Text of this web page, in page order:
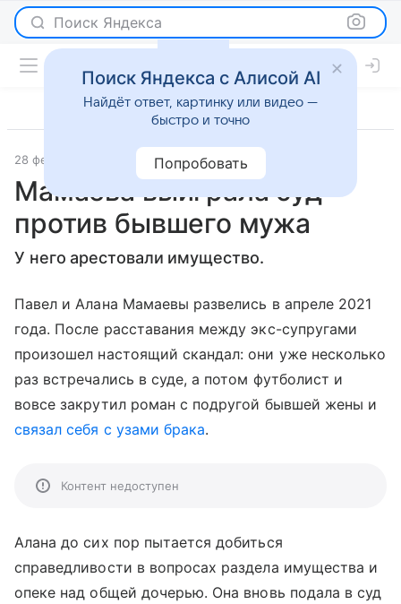
Поиск Яндекса
28 февраля 2022 Светская жизнь
Мамаева выиграла суд
против бывшего мужа
У него арестовали имущество.
Павел и Алана Мамаевы развелись в апреле 2021
года. После расставания между экс-супругами
произошел настоящий скандал: они уже несколько
раз встречались в суде, а потом футболист и
вовсе закрутил роман с подругой бывшей жены и
связал себя с узами брака.
Контент недоступен
Алана до сих пор пытается добиться
справедливости в вопросах раздела имущества и
опеке над общей дочерью. Она вновь подала в суд
Поиск Яндекса с Алисой AI
Найдёт ответ, картинку или видео —
быстро и точно
Попробовать